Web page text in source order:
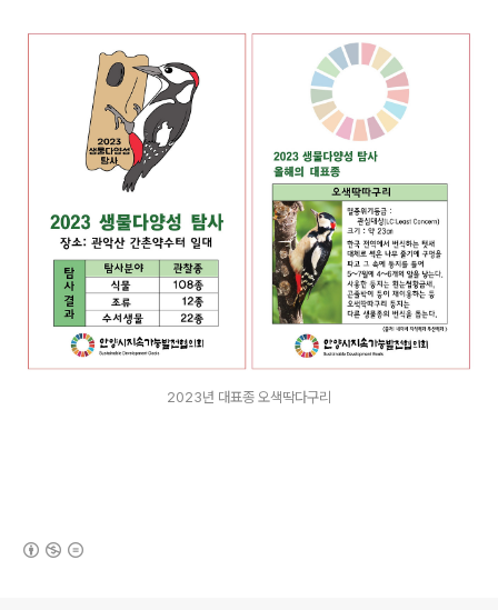
2023년 대표종 오색딱다구리